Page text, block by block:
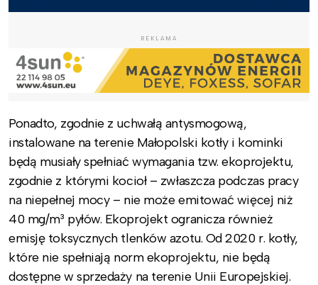
REKLAMA
Ponadto, zgodnie z uchwałą antysmogową,
instalowane na terenie Małopolski kotły i kominki
będą musiały spełniać wymagania tzw. ekoprojektu,
zgodnie z którymi kocioł – zwłaszcza podczas pracy
na niepełnej mocy – nie może emitować więcej niż
40 mg/m³ pyłów. Ekoprojekt ogranicza również
emisję toksycznych tlenków azotu. Od 2020 r. kotły,
które nie spełniają norm ekoprojektu, nie będą
dostępne w sprzedaży na terenie Unii Europejskiej.